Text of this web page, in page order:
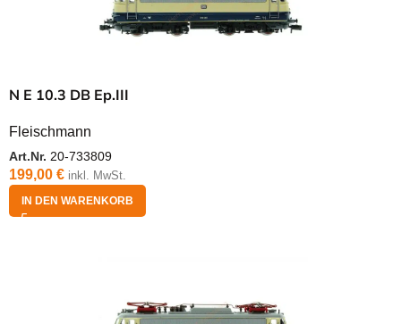
N E 10.3 DB Ep.III
Fleischmann
Art.Nr. 20-733809
199,00 € inkl. MwSt.
IN DEN WARENKORB